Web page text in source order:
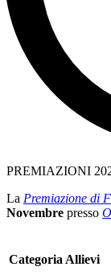
PREMIAZIONI
La Premiazione di
Novembre presso
Categoria Allievi